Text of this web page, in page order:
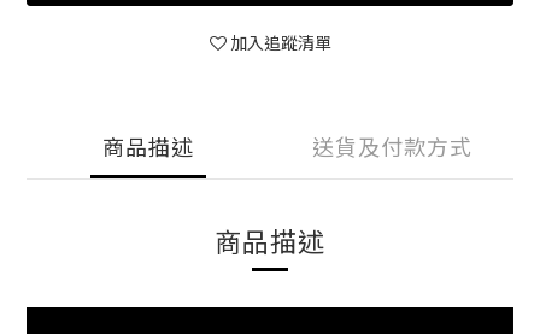
加入追蹤清單
商品描述 送貨及付款方式
商品描述